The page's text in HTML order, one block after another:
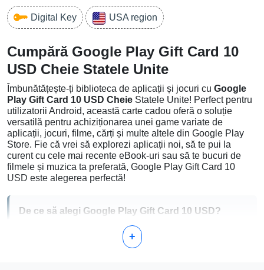
Digital Key USA region
Cumpără Google Play Gift Card 10
USD Cheie Statele Unite
Îmbunătățește-ți biblioteca de aplicații și jocuri cu Google
Play Gift Card 10 USD Cheie Statele Unite! Perfect pentru
utilizatorii Android, această carte cadou oferă o soluție
versatilă pentru achiziționarea unei game variate de
aplicații, jocuri, filme, cărți și multe altele din Google Play
Store. Fie că vrei să explorezi aplicații noi, să te pui la
curent cu cele mai recente eBook-uri sau să te bucuri de
filmele și muzica ta preferată, Google Play Gift Card 10
USD este alegerea perfectă!
De ce să alegi Google Play Gift Card 10 USD?
Disponibil instantaneu fără a fi nevoie de un
+